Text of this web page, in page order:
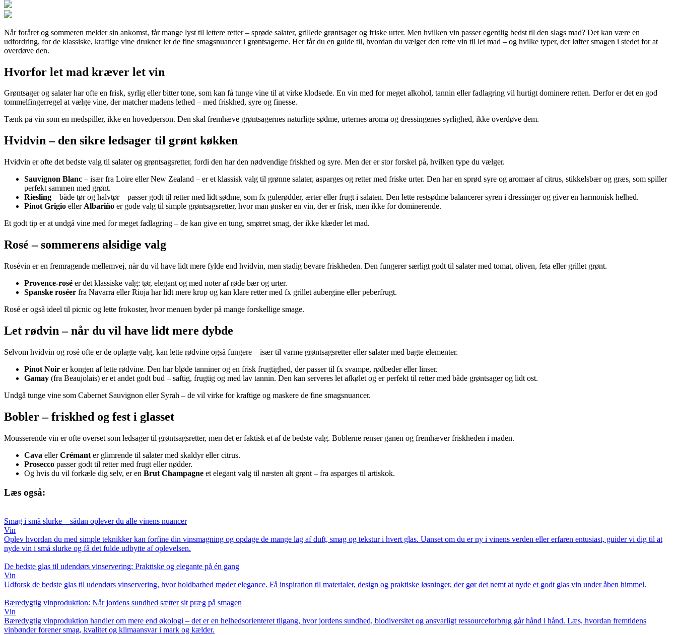
Når foråret og sommeren melder sin ankomst, får mange lyst til lettere retter – sprøde salater, grillede grøntsager og friske urter. Men hvilken vin passer egentlig bedst til den slags mad? Det kan være en
udfordring, for de klassiske, kraftige vine drukner let de fine smagsnuancer i grøntsagerne. Her får du en guide til, hvordan du vælger den rette vin til let mad – og hvilke typer, der løfter smagen i stedet for at
overdøve den.
Hvorfor let mad kræver let vin
Grøntsager og salater har ofte en frisk, syrlig eller bitter tone, som kan få tunge vine til at virke klodsede. En vin med for meget alkohol, tannin eller fadlagring vil hurtigt dominere retten. Derfor er det en god
tommelfingerregel at vælge vine, der matcher madens lethed – med friskhed, syre og finesse.
Tænk på vin som en medspiller, ikke en hovedperson. Den skal fremhæve grøntsagernes naturlige sødme, urternes aroma og dressingenes syrlighed, ikke overdøve dem.
Hvidvin – den sikre ledsager til grønt køkken
Hvidvin er ofte det bedste valg til salater og grøntsagsretter, fordi den har den nødvendige friskhed og syre. Men der er stor forskel på, hvilken type du vælger.
Sauvignon Blanc – især fra Loire eller New Zealand – er et klassisk valg til grønne salater, asparges og retter med friske urter. Den har en sprød syre og aromaer af citrus, stikkelsbær og græs, som spiller
perfekt sammen med grønt.
Riesling – både tør og halvtør – passer godt til retter med lidt sødme, som fx gulerødder, ærter eller frugt i salaten. Den lette restsødme balancerer syren i dressinger og giver en harmonisk helhed.
Pinot Grigio eller Albariño er gode valg til simple grøntsagsretter, hvor man ønsker en vin, der er frisk, men ikke for dominerende.
Et godt tip er at undgå vine med for meget fadlagring – de kan give en tung, smørret smag, der ikke klæder let mad.
Rosé – sommerens alsidige valg
Rosévin er en fremragende mellemvej, når du vil have lidt mere fylde end hvidvin, men stadig bevare friskheden. Den fungerer særligt godt til salater med tomat, oliven, feta eller grillet grønt.
Provence-rosé er det klassiske valg: tør, elegant og med noter af røde bær og urter.
Spanske roséer fra Navarra eller Rioja har lidt mere krop og kan klare retter med fx grillet aubergine eller peberfrugt.
Rosé er også ideel til picnic og lette frokoster, hvor menuen byder på mange forskellige smage.
Let rødvin – når du vil have lidt mere dybde
Selvom hvidvin og rosé ofte er de oplagte valg, kan lette rødvine også fungere – især til varme grøntsagsretter eller salater med bagte elementer.
Pinot Noir er kongen af lette rødvine. Den har bløde tanniner og en frisk frugtighed, der passer til fx svampe, rødbeder eller linser.
Gamay (fra Beaujolais) er et andet godt bud – saftig, frugtig og med lav tannin. Den kan serveres let afkølet og er perfekt til retter med både grøntsager og lidt ost.
Undgå tunge vine som Cabernet Sauvignon eller Syrah – de vil virke for kraftige og maskere de fine smagsnuancer.
Bobler – friskhed og fest i glasset
Mousserende vin er ofte overset som ledsager til grøntsagsretter, men det er faktisk et af de bedste valg. Boblerne renser ganen og fremhæver friskheden i maden.
Cava ellerCrémant er glimrende til salater med skaldyr eller citrus.
Prosecco passer godt til retter med frugt eller nødder.
Og hvis du vil forkæle dig selv, er en Brut Champagne et elegant valg til næsten alt grønt – fra asparges til artiskok.
Læs også:
Smag i små slurke – sådan oplever du alle vinens nuancer
Vin
Oplev hvordan du med simple teknikker kan forfine din vinsmagning og opdage de mange lag af duft, smag og tekstur i hvert glas. Uanset om du er ny i vinens verden eller erfaren entusiast, guider vi dig til at
nyde vin i små slurke og få det fulde udbytte af oplevelsen.
De bedste glas til udendørs vinservering: Praktiske og elegante på én gang
Vin
Udforsk de bedste glas til udendørs vinservering, hvor holdbarhed møder elegance. Få inspiration til materialer, design og praktiske løsninger, der gør det nemt at nyde et godt glas vin under åben himmel.
Bæredygtig vinproduktion: Når jordens sundhed sætter sit præg på smagen
Vin
Bæredygtig vinproduktion handler om mere end økologi – det er en helhedsorienteret tilgang, hvor jordens sundhed, biodiversitet og ansvarligt ressourceforbrug går hånd i hånd. Læs, hvordan fremtidens
vinbønder forener smag, kvalitet og klimaansvar i mark og kælder.